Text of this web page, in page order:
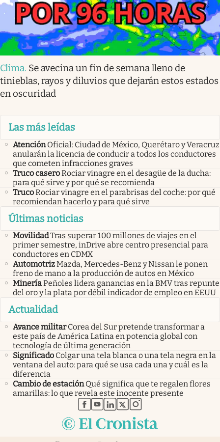
Clima. Se avecina un fin de semana lleno de
tinieblas, rayos y diluvios que dejarán estos estados
en oscuridad
Las más leídas
Atención Oficial: Ciudad de México, Querétaro y Veracruz
anularán la licencia de conducir a todos los conductores
que cometen infracciones graves
Truco caseroRociar vinagre en el desagüe de la ducha:
para qué sirve y por qué se recomienda
TrucoRociar vinagre en el parabrisas del coche: por qué
recomiendan hacerlo y para qué sirve
Últimas noticias
MovilidadTras superar 100 millones de viajes en el
primer semestre, inDrive abre centro presencial para
conductores en CDMX
AutomotrizMazda, Mercedes-Benz y Nissan le ponen
freno de mano a la producción de autos en México
MineríaPeñoles lidera ganancias en la BMV tras repunte
del oro y la plata por débil indicador de empleo en EEUU
Actualidad
Avance militar Corea del Sur pretende transformar a
este país de América Latina en potencia global con
tecnología de última generación
Significado Colgar una tela blanca o una tela negra en la
ventana del auto: para qué se usa cada una y cuál es la
diferencia
Cambio de estación Qué significa que te regalen flores
amarillas: lo que revela este inocente presente
abre en nueva pestaña
abre en nueva pestaña
abre en nueva pestaña
abre en nueva pestaña
abre en nueva pestaña